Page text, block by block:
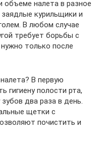
объеме налета в разное
курильщики и
В любом случае
требует борьбы с
только после
В первую
гигиену полости рта,
два раза в день.
щетки с
почистить и